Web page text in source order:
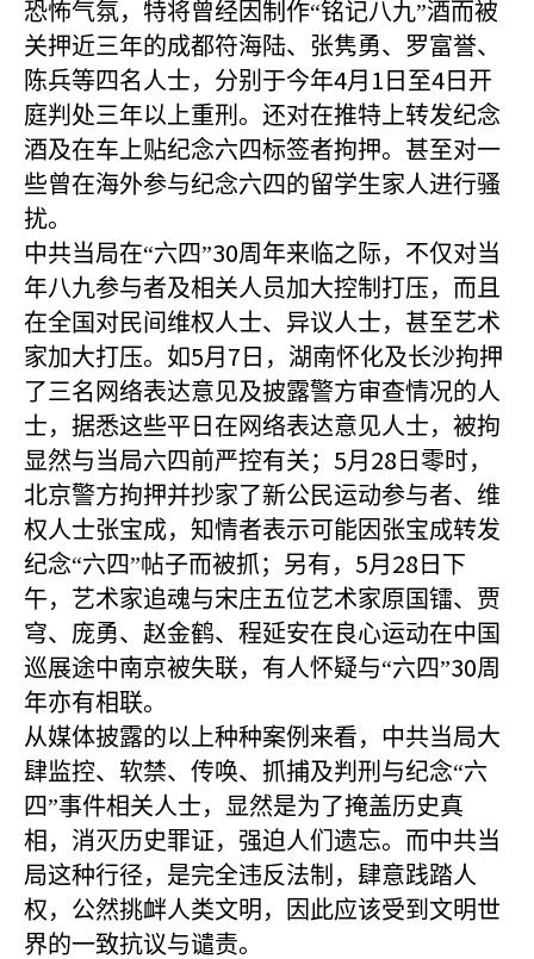
恐怖气氛，特将曾经因制作“铭记八九”酒而被
关押近三年的成都符海陆、张隽勇、罗富誉、
陈兵等四名人士，分别于今年4月 1 日至4 日开
庭判处三年以上重刑。还对在推特上转发纪念
酒及在车上贴纪念六四标签者拘押。甚至对一
些曾在海外参与纪念六四的留学生家人进行骚
扰。
中共当局在“六四”30周年来临之际，不仅对当
年八九参与者及相关人员加大控制打压，而且
在全国对民间维权人士、异议人士，甚至艺术
家加大打压。如5月 7 日，湖南怀化及长沙拘押
了三名网络表达意见及披露警方审查情况的人
士，据悉这些平日在网络表达意见人士，被拘
显然与当局六四前严控有关； 5月 28 日零时，
北京警方拘押并抄家了新公民运动参与者、维
权人士张宝成，知情者表示可能因张宝成转发
纪念“六四”帖子而被抓；另有， 5月 28 日下
午，艺术家追魂与宋庄五位艺术家原国镭、贾
穹、庞勇、赵金鹤、程延安在良心运动在中国
巡展途中南京被失联，有人怀疑与“六四”30周
年亦有相联。
从媒体披露的以上种种案例来看，中共当局大
肆监控、软禁、传唤、抓捕及判刑与纪念“六
四”事件相关人士，显然是为了掩盖历史真
相，消灭历史罪证，强迫人们遗忘。而中共当
局这种行径，是完全违反法制，肆意践踏人
权，公然挑衅人类文明，因此应该受到文明世
界的一致抗议与谴责。